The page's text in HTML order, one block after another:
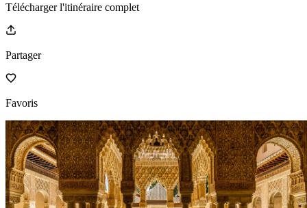
Télécharger l'itinéraire complet
Partager
Favoris